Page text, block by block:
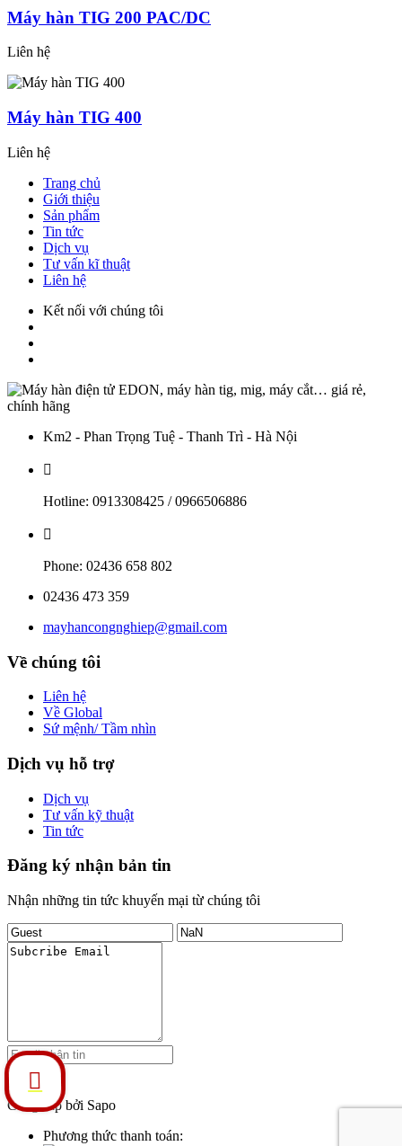
Máy hàn TIG 200 PAC/DC
Liên hệ
Máy hàn TIG 400
Liên hệ
Trang chủ
Giới thiệu
Sản phẩm
Tin tức
Dịch vụ
Tư vấn kĩ thuật
Liên hệ
Kết nối với chúng tôi
Km2 - Phan Trọng Tuệ - Thanh Trì - Hà Nội
Hotline: 0913308425 / 0966506886
Phone: 02436 658 802
02436 473 359
mayhancongnghiep@gmail.com
Về chúng tôi
Liên hệ
Về Global
Sứ mệnh/ Tầm nhìn
Dịch vụ hỗ trợ
Dịch vụ
Tư vấn kỹ thuật
Tin tức
Đăng ký nhận bản tin
Nhận những tin tức khuyến mại từ chúng tôi
Đăng ký
Cung cấp bởi Sapo
Phương thức thanh toán: